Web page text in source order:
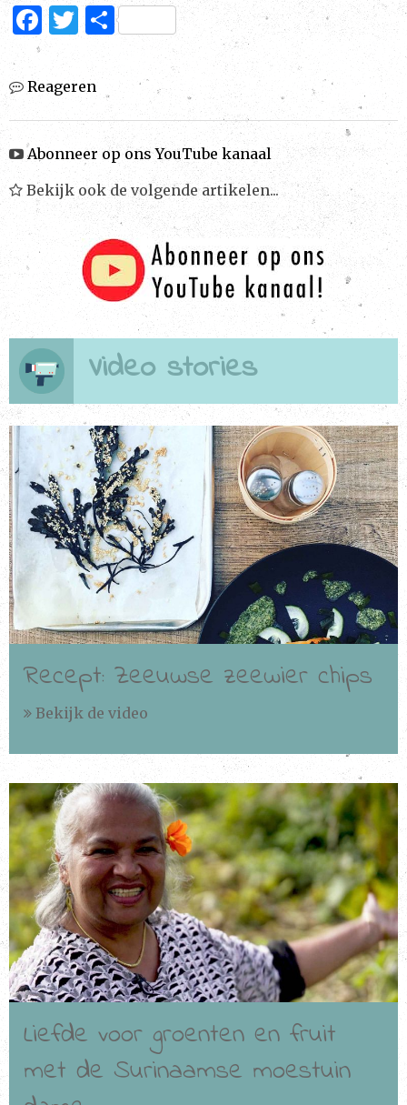
F
c
e
o
o
k
T
w
it
te
r
D
e
n
Reageren
Abonneer op ons YouTube kanaal
Bekijk ook de volgende artikelen...
Video stories
Bekijken
Recept: Zeeuwse zeewier chips
Bekijk de video
Bekijken
Liefde voor groenten en fruit
met de Surinaamse moestuin